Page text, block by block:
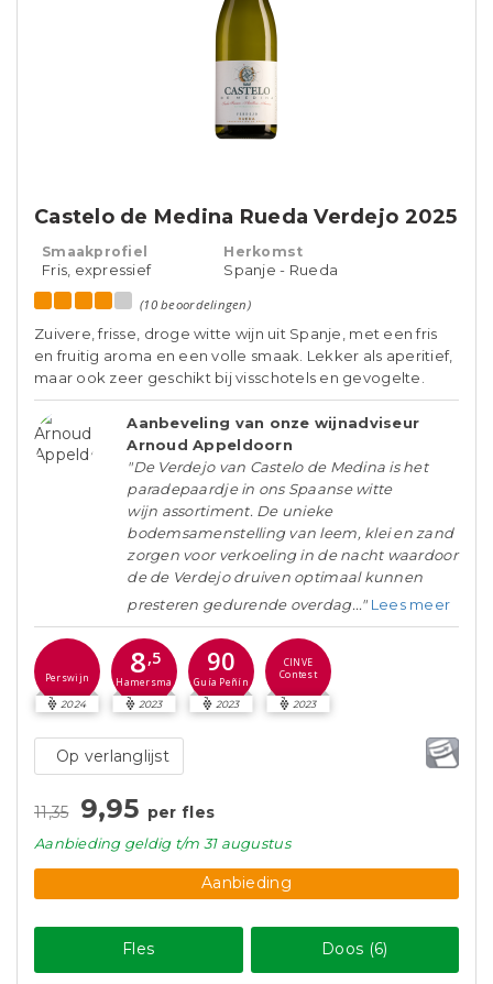
Castelo de Medina Rueda Verdejo 2025
Smaakprofiel
Fris, expressief
Herkomst
Spanje - Rueda
(10 beoordelingen)
Zuivere, frisse, droge witte wijn uit Spanje, met een fris
en fruitig aroma en een volle smaak. Lekker als aperitief,
maar ook zeer geschikt bij visschotels en gevogelte.
Aanbeveling van onze wijnadviseur
Arnoud Appeldoorn
"De Verdejo van Castelo de Medina is het
paradepaardje in ons Spaanse witte
wijn assortiment. De unieke
bodemsamenstelling van leem, klei en zand
zorgen voor verkoeling in de nacht waardoor
de de Verdejo druiven optimaal kunnen
presteren gedurende overdag..." Lees meer
Perswijn
2024
8,5
Hamersma
2023
90
Guía Peñín
2023
CINVE
Contest
2023
Op verlanglijst
11,35 9,95 per fles
Aanbieding geldigt/m 31 augustus
Aanbieding
Fles Doos (6)